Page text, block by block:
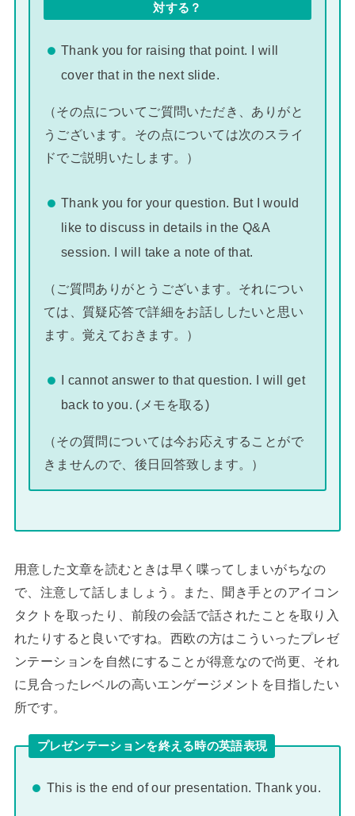
対する？
Thank you for raising that point. I will
cover that in the next slide.
（その点についてご質問いただき、ありがと
うございます。その点については次のスライ
ドでご説明いたします。）
Thank you for your question. But I would
like to discuss in details in the Q&A
session. I will take a note of that.
（ご質問ありがとうございます。それについ
ては、質疑応答で詳細をお話ししたいと思い
ます。覚えておきます。）
I cannot answer to that question. I will get
back to you. (メモを取る)
（その質問については今お応えすることがで
きませんので、後日回答致します。）
用意した文章を読むときは早く喋ってしまいがちなの
で、注意して話しましょう。また、聞き手とのアイコン
タクトを取ったり、前段の会話で話されたことを取り入
れたりすると良いですね。西欧の方はこういったプレゼ
ンテーションを自然にすることが得意なので尚更、それ
に見合ったレベルの高いエンゲージメントを目指したい
所です。
プレゼンテーションを終える時の英語表現
This is the end of our presentation. Thank you.